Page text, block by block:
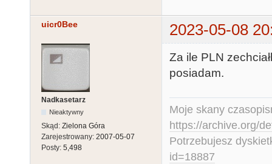
uicr0Bee 2023-05-08
Nadkasetarz
Nieaktywny
Skąd: Zielona Góra
Zarejestrowany: 2007-05-07
Posty: 5,498
Za ile PLN
posiadam.
Moje skany
https://archive.org/
Potrzebujesz
id=18887